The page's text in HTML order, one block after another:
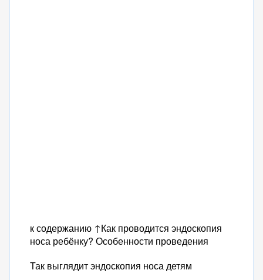
к содержанию ↑Как проводится эндоскопия
носа ребёнку? Особенности проведения
Так выглядит эндоскопия носа детям